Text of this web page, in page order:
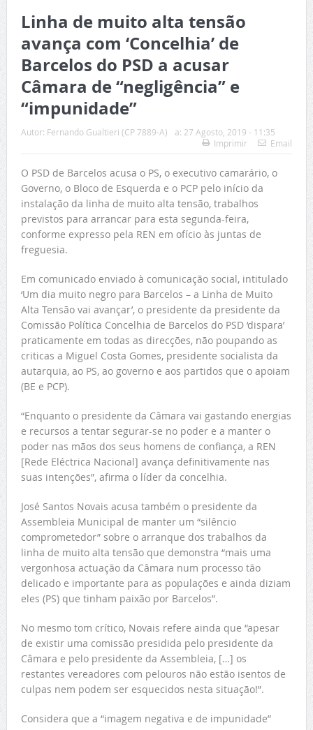
Linha de muito alta tensão
avança com ‘Concelhia’ de
Barcelos do PSD a acusar
Câmara de “negligência” e
“impunidade”
Autor: Fernando Gualtieri (CP 7889-A) a: 27 Agosto, 2019 - 11:35
Imprimir
Email
O PSD de Barcelos acusa o PS, o executivo camarário, o
Governo, o Bloco de Esquerda e o PCP pelo início da
instalação da linha de muito alta tensão, trabalhos
previstos para arrancar para esta segunda-feira,
conforme expresso pela REN em ofício às juntas de
freguesia.
Em comunicado enviado à comunicação social, intitulado
‘Um dia muito negro para Barcelos – a Linha de Muito
Alta Tensão vai avançar’, o presidente da presidente da
Comissão Política Concelhia de Barcelos do PSD ‘dispara’
praticamente em todas as direcções, não poupando as
criticas a Miguel Costa Gomes, presidente socialista da
autarquia, ao PS, ao governo e aos partidos que o apoiam
(BE e PCP).
“Enquanto o presidente da Câmara vai gastando energias
e recursos a tentar segurar-se no poder e a manter o
poder nas mãos dos seus homens de confiança, a REN
[Rede Eléctrica Nacional] avança definitivamente nas
suas intenções”, afirma o líder da concelhia.
José Santos Novais acusa também o presidente da
Assembleia Municipal de manter um “silêncio
comprometedor” sobre o arranque dos trabalhos da
linha de muito alta tensão que demonstra “mais uma
vergonhosa actuação da Câmara num processo tão
delicado e importante para as populações e ainda diziam
eles (PS) que tinham paixão por Barcelos”.
No mesmo tom crítico, Novais refere ainda que “apesar
de existir uma comissão presidida pelo presidente da
Câmara e pelo presidente da Assembleia, […] os
restantes vereadores com pelouros não estão isentos de
culpas nem podem ser esquecidos nesta situação!”.
Considera que a “imagem negativa e de impunidade”